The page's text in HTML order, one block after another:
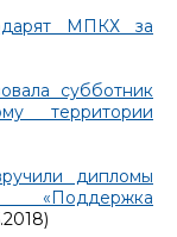
МПКХ за
субботник
территории
дипломы
«Поддержка